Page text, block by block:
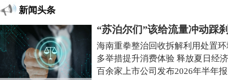
新闻头条
“苏泊尔们”该给流量冲动踩
海南重拳整治回收拆解利用处置
多举措提升消费体验 释放夏日经
百余家上市公司发布2026年半年报